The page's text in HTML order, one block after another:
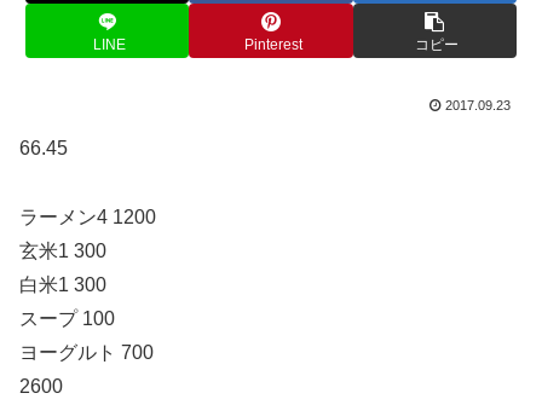
LINE Pinterest コピー
2017.09.23
66.45
ラーメン4 1200
玄米1 300
白米1 300
スープ 100
ヨーグルト 700
2600